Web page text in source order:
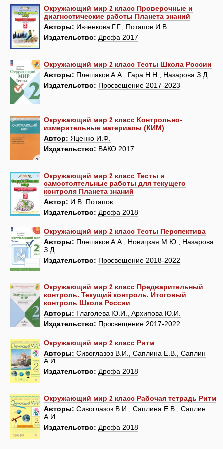
Окружающий мир 2 класс Проверочные и
диагностические работы Планета знаний
Авторы: Ивченкова Г.Г., Потапов И.В.
Издательство: Дрофа 2017
Окружающий мир 2 класс Тесты Школа России
Авторы: Плешаков А.А., Гара Н.Н., Назарова З.Д.
Издательство: Просвещение 2017-2023
Окружающий мир 2 класс Контрольно-
измерительные материалы (КИМ)
Автор: Яценко И.Ф.
Издательство: ВАКО 2017
Окружающий мир 2 класс Тесты и
самостоятельные работы для текущего
контроля Планета знаний
Автор: И.В. Потапов
Издательство: Дрофа 2018
Окружающий мир 2 класс Тесты Перспектива
Авторы: Плешаков А.А., Новицкая М.Ю., Назарова
З.Д.
Издательство: Просвещение 2018-2022
Окружающий мир 2 класс Предварительный
контроль. Текущий контроль. Итоговый
контроль Школа России
Авторы: Глаголева Ю.И., Архипова Ю.И.
Издательство: Просвещение 2017-2022
Окружающий мир 2 класс Ритм
Авторы: Сивоглазов В.И., Саплина Е.В., Саплин
А.И.
Издательство: Дрофа 2018
Окружающий мир 2 класс Рабочая тетрадь Ритм
Авторы: Сивоглазов В.И., Саплина Е.В., Саплин
А.И.
Издательство: Дрофа 2018